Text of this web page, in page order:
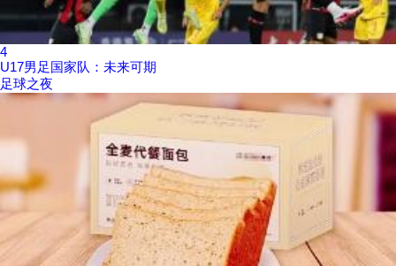
4
U17男足国家队：未来可期
足球之夜